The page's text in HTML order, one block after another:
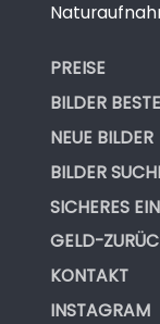
PREISE
BILDER
NEUE BILDER
BILDER
SICHERES
GELD-
KONTAKT
INSTAGRAM